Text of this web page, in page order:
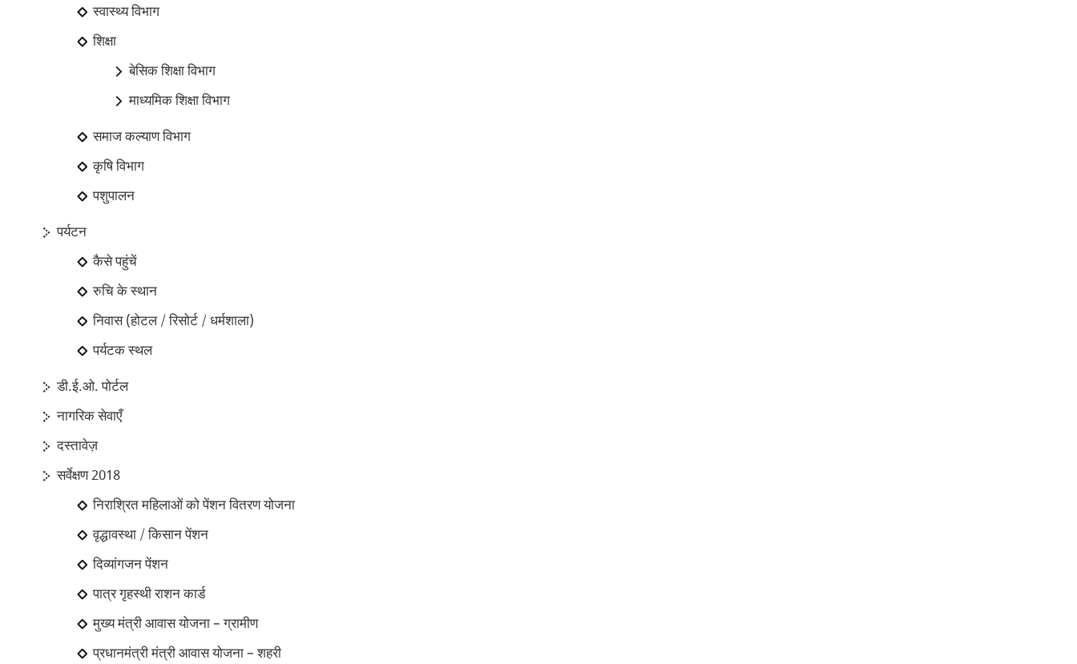
स्वास्थ्य विभाग
शिक्षा
बेसिक शिक्षा विभाग
माध्यमिक शिक्षा विभाग
समाज कल्याण विभाग
कृषि विभाग
पशुपालन
पर्यटन
कैसे पहुंचें
रुचि के स्थान
निवास (होटल / रिसोर्ट / धर्मशाला)
पर्यटक स्थल
डी.ई.ओ. पोर्टल
नागरिक सेवाएँ
दस्तावेज़
सर्वेक्षण 2018
निराश्रित महिलाओं को पेंशन वितरण योजना
वृद्धावस्था / किसान पेंशन
दिव्यांगजन पेंशन
पात्र गृहस्थी राशन कार्ड
मुख्य मंत्री आवास योजना – ग्रामीण
प्रधानमंत्री मंत्री आवास योजना – शहरी